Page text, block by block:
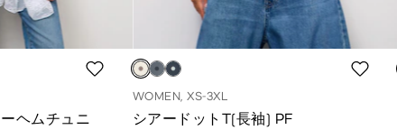
ヘムチュニ
WOMEN, XS-3XL
シアードットT(長袖) PF